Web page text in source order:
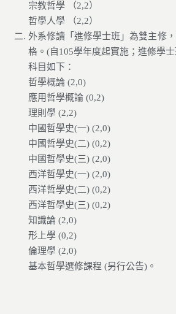
宗教哲學 （2,2）
哲學人學 （2,2）
外系修讀「進修學士班」為雙主修
格。(自105學年度起實施；進修學
科目如下：
哲學概論 (2,0)
應用哲學概論 (0,2)
理則學 (2,2)
中國哲學史(一) (2,0)
中國哲學史(二) (0,2)
中國哲學史(三) (2,0)
西洋哲學史(一) (2,0)
西洋哲學史(二) (0,2)
西洋哲學史(三) (0,2)
知識論 (2,0)
形上學 (0,2)
倫理學 (2,0)
基本哲學選修課程 (另行公告)。